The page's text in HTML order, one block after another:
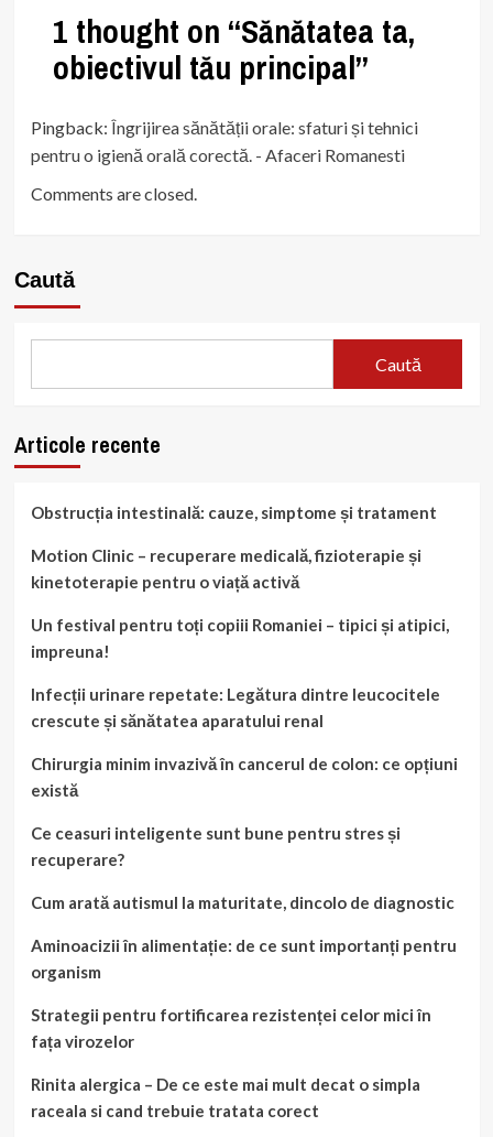
1 thought on “Sănătatea ta,
obiectivul tău principal”
Pingback: Îngrijirea sănătății orale: sfaturi și tehnici
pentru o igienă orală corectă. - Afaceri Romanesti
Comments are closed.
Caută
Caută
Articole recente
Obstrucția intestinală: cauze, simptome și tratament
Motion Clinic – recuperare medicală, fizioterapie și
kinetoterapie pentru o viață activă
Un festival pentru toți copiii Romaniei – tipici și atipici,
impreuna!
Infecții urinare repetate: Legătura dintre leucocitele
crescute și sănătatea aparatului renal
Chirurgia minim invazivă în cancerul de colon: ce opțiuni
există
Ce ceasuri inteligente sunt bune pentru stres și
recuperare?
Cum arată autismul la maturitate, dincolo de diagnostic
Aminoacizii în alimentație: de ce sunt importanți pentru
organism
Strategii pentru fortificarea rezistenței celor mici în
fața virozelor
Rinita alergica – De ce este mai mult decat o simpla
raceala si cand trebuie tratata corect